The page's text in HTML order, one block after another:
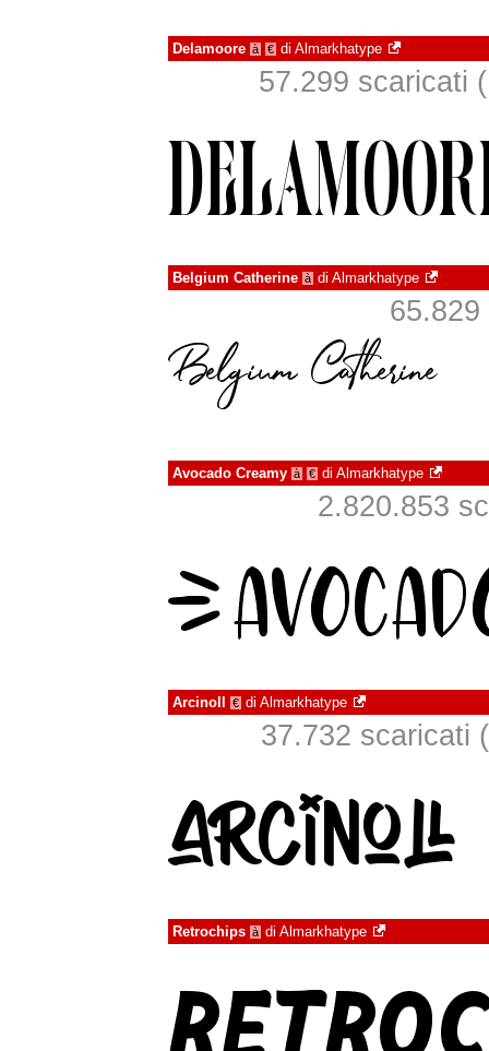
Delamoore à € di Almarkhatype
57.299 scaricati
Belgium Catherine à di Almarkhatype
Avocado Creamy à € di Almarkhatype
2.820.853
Arcinoll € di Almarkhatype
37.732 scaricati
Retrochips à di Almarkhatype